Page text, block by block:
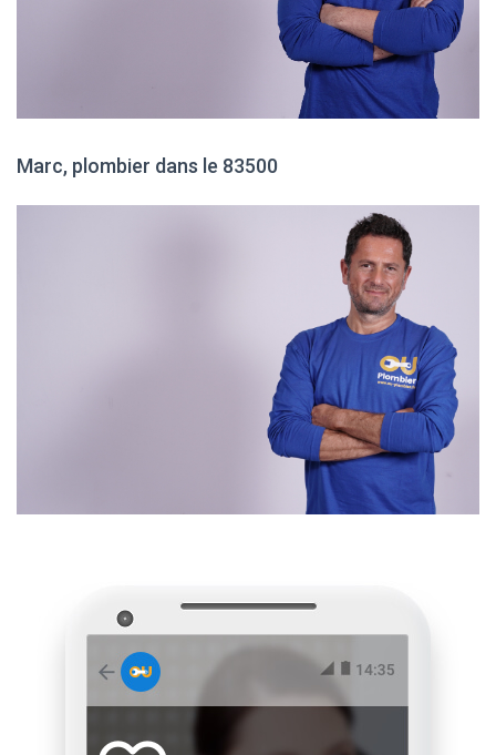
Marc, plombier dans le 83500